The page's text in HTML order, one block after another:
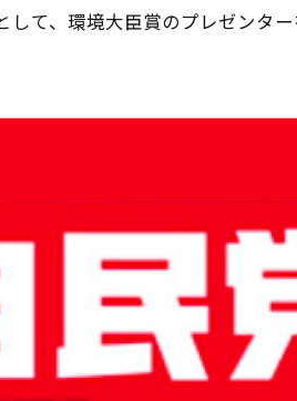
して、環境大臣賞のプレゼンタ